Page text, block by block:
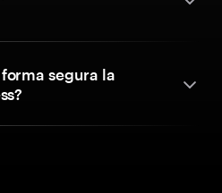
segura la